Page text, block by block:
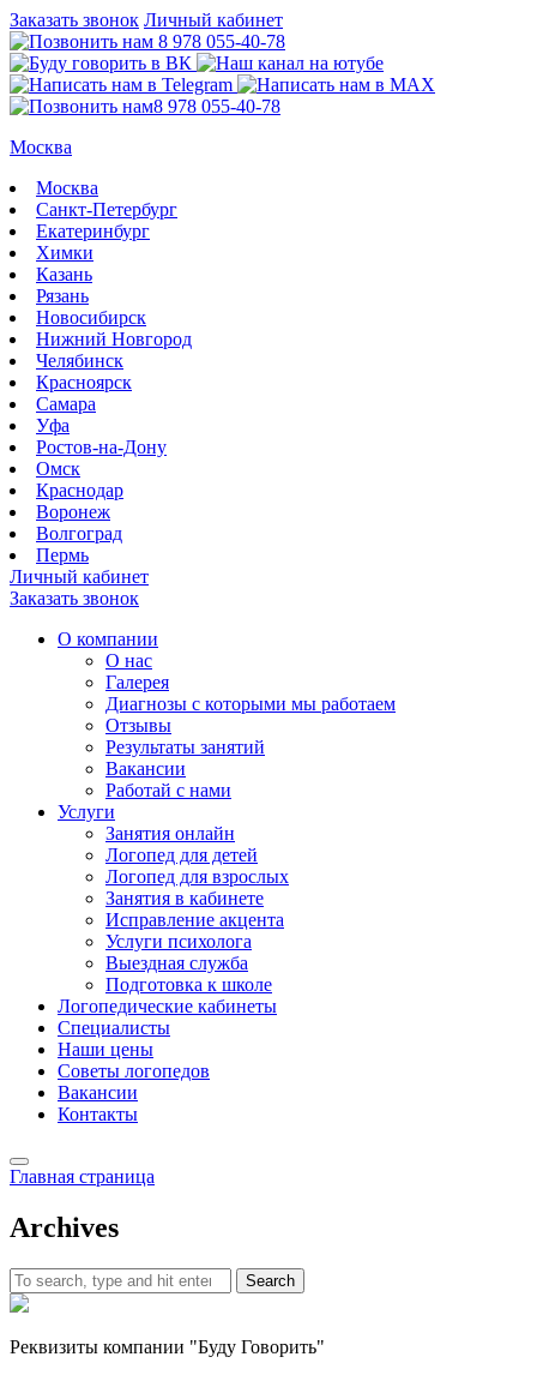
Заказать звонок Личный кабинет
8 978 055-40-78
8 978 055-40-78
Москва
Москва
Санкт-Петербург
Екатеринбург
Химки
Казань
Рязань
Новосибирск
Нижний Новгород
Челябинск
Красноярск
Самара
Уфа
Ростов-на-Дону
Омск
Краснодар
Воронеж
Волгоград
Пермь
Личный кабинет
Заказать звонок
О компании
О нас
Галерея
Диагнозы с которыми мы работаем
Отзывы
Результаты занятий
Вакансии
Работай с нами
Услуги
Занятия онлайн
Логопед для детей
Логопед для взрослых
Занятия в кабинете
Исправление акцента
Услуги психолога
Выездная служба
Подготовка к школе
Логопедические кабинеты
Специалисты
Наши цены
Советы логопедов
Вакансии
Контакты
Главная страница
Archives
Search
Реквизиты компании "Буду Говорить"